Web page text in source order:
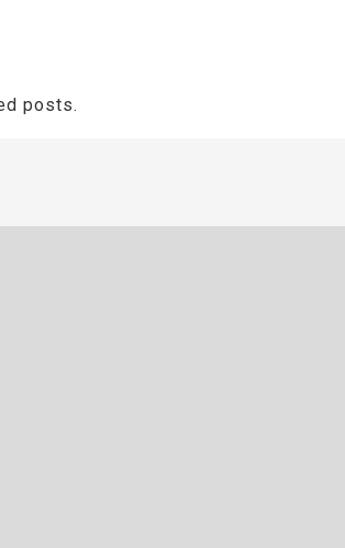
posts.